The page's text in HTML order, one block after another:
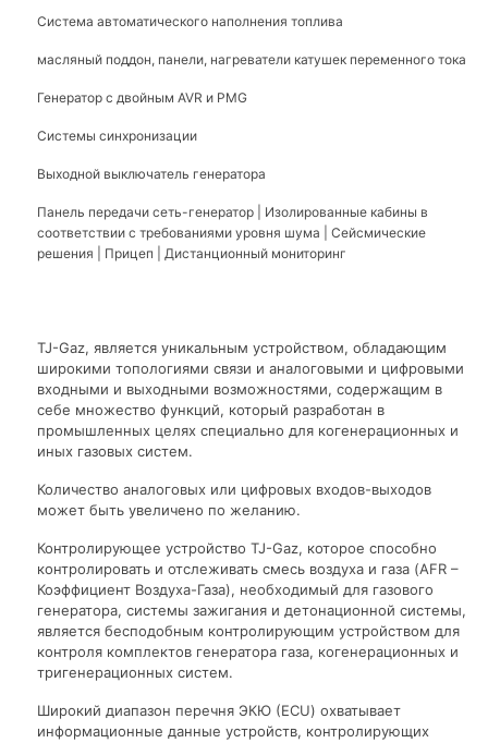
Система автоматического наполнения топлива
масляный поддон, панели, нагреватели катушек переменного тока
Генератор с двойным AVR и PMG
Системы синхронизации
Выходной выключатель генератора
Панель передачи сеть-генератор | Изолированные кабины в
соответствии с требованиями уровня шума | Сейсмические
решения | Прицеп | Дистанционный мониторинг
TJ-Gaz, является уникальным устройством, обладающим
широкими топологиями связи и аналоговыми и цифровыми
входными и выходными возможностями, содержащим в
себе множество функций, который разработан в
промышленных целях специально для когенерационных и
иных газовых систем.
Количество аналоговых или цифровых входов-выходов
может быть увеличено по желанию.
Контролирующее устройство TJ-Gaz, которое способно
контролировать и отслеживать смесь воздуха и газа (AFR –
Коэффициент Воздуха-Газа), необходимый для газового
генератора, системы зажигания и детонационной системы,
является бесподобным контролирующим устройством для
контроля комплектов генератора газа, когенерационных и
тригенерационных систем.
Широкий диапазон перечня ЭКЮ (ECU) охватывает
информационные данные устройств, контролирующих